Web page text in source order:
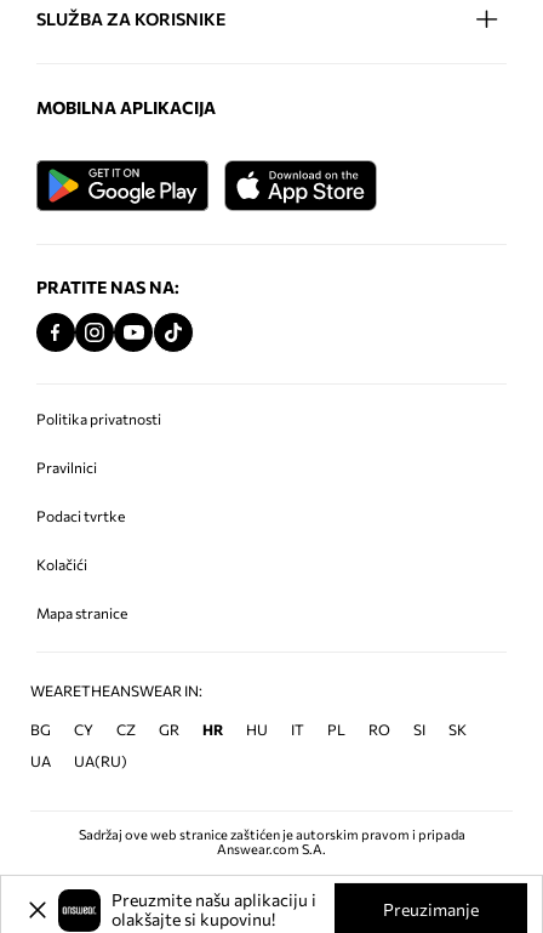
SLUŽBA ZA KORISNIKE
MOBILNA APLIKACIJA
PRATITE NAS NA:
Politika privatnosti
Pravilnici
Podaci tvrtke
Kolačići
Mapa stranice
WEARETHEANSWEAR IN:
BG CY CZ GR HR HU IT PL RO SI
SK
UA
UA(RU)
Sadržaj ove web stranice zaštićen je autorskim pravom i pripada
Answear.com S.A.
Preuzmite našu aplikaciju i
olakšajte si kupovinu!
Preuzimanje